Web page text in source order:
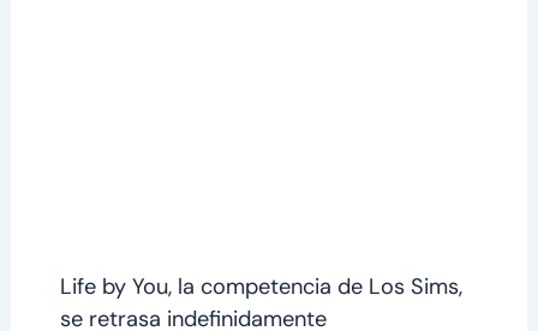
Life by You, la competencia de Los Sims,
se retrasa indefinidamente